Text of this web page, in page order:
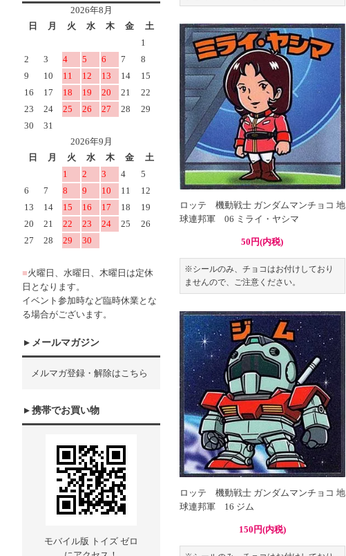
■火曜日、水曜日、木曜日は定休
日となります。
イベント参加時など臨時休業とな
る場合がございます。
メールマガジン
メルマガ登録・解除はこちら
携帯でお買い物
モバイル版 トイズ ゼロ
ロッテ 機動戦士 ガンダムマンチョコ 地
球連邦軍 06 ミライ・ヤシマ
50円(内税)
※シールのみ、チョコはお付けしており
ませんので、ご注意ください。
ロッテ 機動戦士 ガンダムマンチョコ 地
球連邦軍 16 ジム
150円(内税)